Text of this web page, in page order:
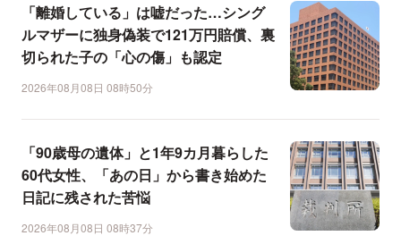
「離婚している」は嘘だった…シング
ルマザーに独身偽装で121万円賠償、裏
切られた子の「心の傷」も認定
2026年08月08日 08時50分
「90歳母の遺体」と1年9カ月暮らした
60代女性、「あの日」から書き始めた
日記に残された苦悩
2026年08月08日 08時37分